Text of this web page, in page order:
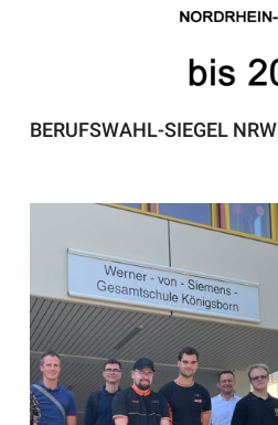
BERUFSWAHL-SIEGEL NRW